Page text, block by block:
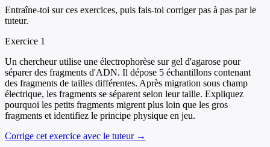
Entraîne-toi sur ces exercices, puis fais-toi corriger pas à pas par le
tuteur.
Exercice 1
Un chercheur utilise une électrophorèse sur gel d'agarose pour
séparer des fragments d'ADN. Il dépose 5 échantillons contenant
des fragments de tailles différentes. Après migration sous champ
électrique, les fragments se séparent selon leur taille. Expliquez
pourquoi les petits fragments migrent plus loin que les gros
fragments et identifiez le principe physique en jeu.
Corrige cet exercice avec le tuteur →